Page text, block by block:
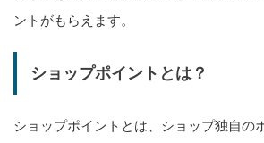
ントがもらえます。
ショップポイントとは？
ショップポイントとは、ショップ独自の